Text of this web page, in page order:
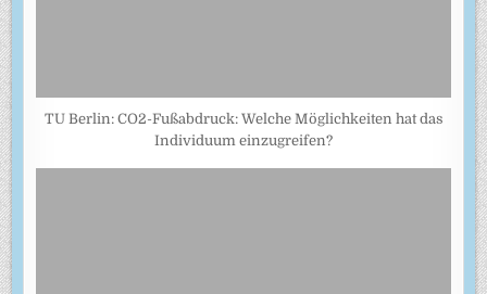
TU Berlin: CO2-Fußabdruck: Welche Möglichkeiten hat das
Individuum einzugreifen?